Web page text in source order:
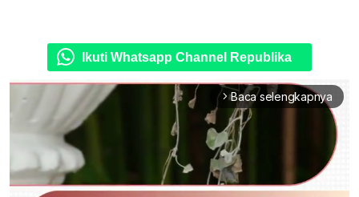
Ikuti Whatsapp Channel Republika
arrow_forward_ios Baca selengkapnya